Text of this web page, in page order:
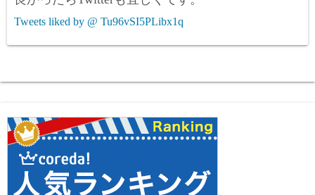
Tweets liked by @ Tu96vSI5PLibx1q